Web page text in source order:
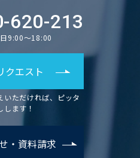
620-213
9:00～18:00
クエスト
いただければ、ピッタ
します！
・資料請求